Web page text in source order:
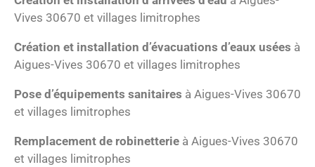
Vives 30670 et villages limitrophes
Création et installation d’évacuations d’eaux usées à
Aigues-Vives 30670 et villages limitrophes
Pose d’équipements sanitaires à Aigues-Vives 30670
et villages limitrophes
Remplacement de robinetterie à Aigues-Vives 30670
et villages limitrophes